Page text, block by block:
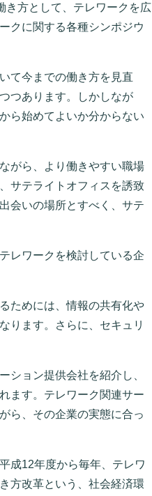
き方として、テレワークを広
クに関する各種シンポジウ
て今までの働き方を見直
つあります。しかしなが
ら始めてよいか分からない
がら、より働きやすい職場
サテライトオフィスを誘致
会いの場所とすべく、サテ
レワークを検討している企
ためには、情報の共有化や
ります。さらに、セキュリ
ション提供会社を紹介し、
ます。テレワーク関連サー
ら、その企業の実態に合っ
成12年度から毎年、テレワ
方改革という、社会経済環